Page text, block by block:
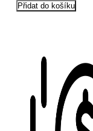
Přidat do košíku